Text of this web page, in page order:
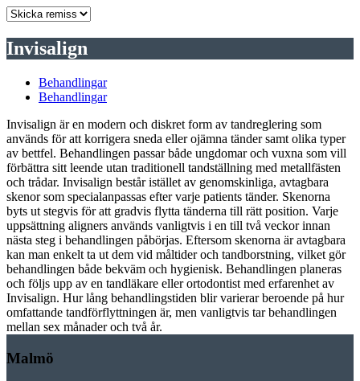
Invisalign
Behandlingar
Behandlingar
Invisalign är en modern och diskret form av tandreglering som
används för att korrigera sneda eller ojämna tänder samt olika typer
av bettfel. Behandlingen passar både ungdomar och vuxna som vill
förbättra sitt leende utan traditionell tandställning med metallfästen
och trådar. Invisalign består istället av genomskinliga, avtagbara
skenor som specialanpassas efter varje patients tänder. Skenorna
byts ut stegvis för att gradvis flytta tänderna till rätt position. Varje
uppsättning aligners används vanligtvis i en till två veckor innan
nästa steg i behandlingen påbörjas. Eftersom skenorna är avtagbara
kan man enkelt ta ut dem vid måltider och tandborstning, vilket gör
behandlingen både bekväm och hygienisk. Behandlingen planeras
och följs upp av en tandläkare eller ortodontist med erfarenhet av
Invisalign. Hur lång behandlingstiden blir varierar beroende på hur
omfattande tandförflyttningen är, men vanligtvis tar behandlingen
mellan sex månader och två år.
Malmö